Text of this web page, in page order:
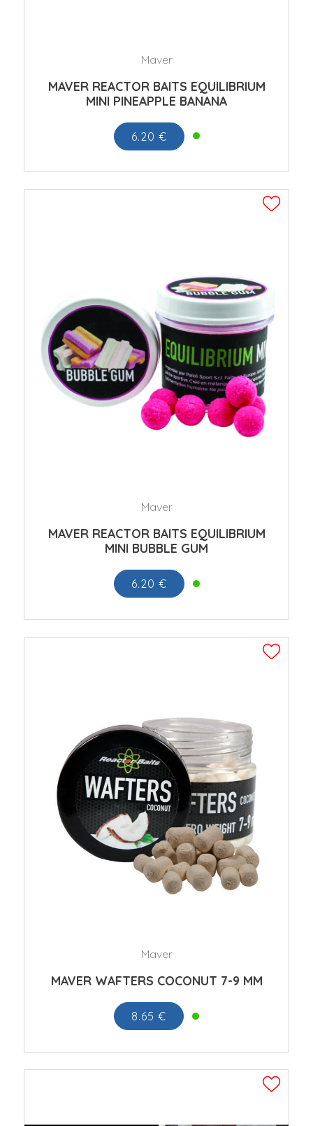
Maver
MAVER REACTOR BAITS EQUILIBRIUM
MINI PINEAPPLE BANANA
6.20 €
Maver
MAVER REACTOR BAITS EQUILIBRIUM
MINI BUBBLE GUM
6.20 €
Maver
MAVER WAFTERS COCONUT 7-9 MM
8.65 €